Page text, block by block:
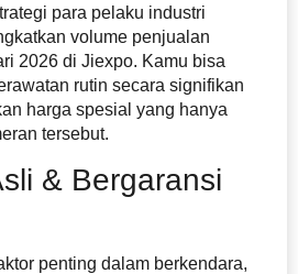
para pelaku industri
volume penjualan
2026 di Jiexpo. Kamu bisa
rutin secara signifikan
harga spesial yang hanya
tersebut.
& Bergaransi
penting dalam berkendara,